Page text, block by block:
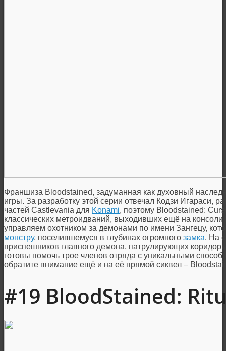
Франшиза Bloodstained, задуманная как духовный
игры. За разработку этой серии отвечал Кодзи Игараси,
частей Castlevania для Konami, поэтому Bloodstained:
классических метроидваний, выходивших ещё на консоли
управляем охотником за демонами по имени Зангецу,
монстру, поселившемуся в глубинах огромного замка. На
приспешников главного демона, патрулирующих
готовы помочь трое членов отряда с уникальными
обратите внимание ещё и на её прямой сиквел –
#19 BloodStained: